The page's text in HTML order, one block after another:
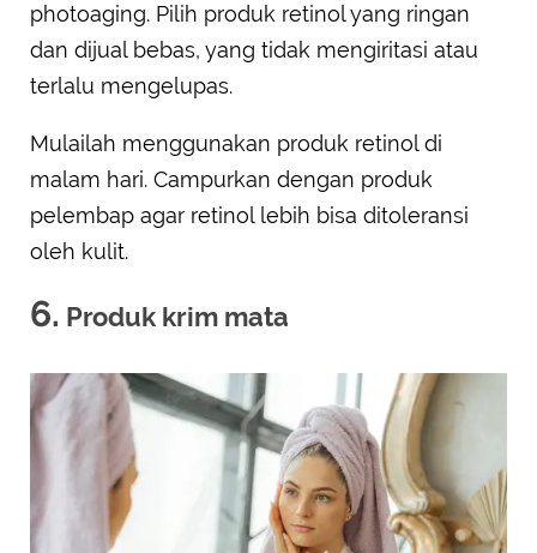
photoaging. Pilih produk retinol yang ringan
dan dijual bebas, yang tidak mengiritasi atau
terlalu mengelupas.
Mulailah menggunakan produk retinol di
malam hari. Campurkan dengan produk
pelembap agar retinol lebih bisa ditoleransi
oleh kulit.
6. Produk krim mata